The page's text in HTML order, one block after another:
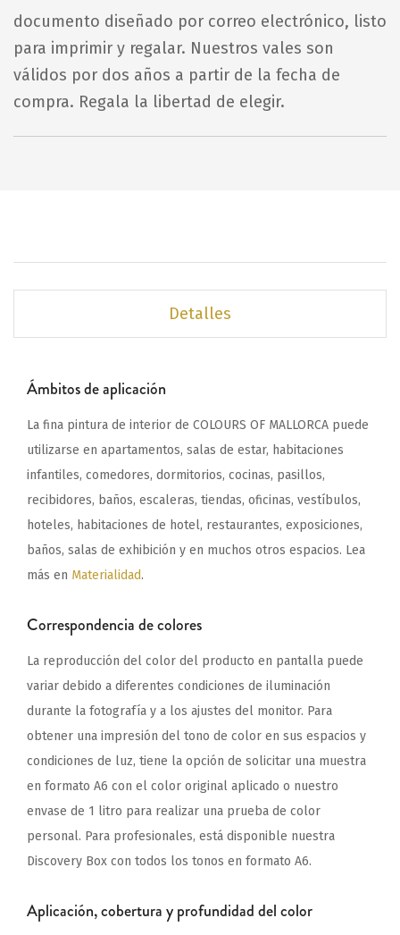
documento diseñado por correo electrónico, listo
para imprimir y regalar. Nuestros vales son
válidos por dos años a partir de la fecha de
compra. Regala la libertad de elegir.
Detalles
Ámbitos de aplicación
La fina pintura de interior de COLOURS OF MALLORCA puede
utilizarse en apartamentos, salas de estar, habitaciones
infantiles, comedores, dormitorios, cocinas, pasillos,
recibidores, baños, escaleras, tiendas, oficinas, vestíbulos,
hoteles, habitaciones de hotel, restaurantes, exposiciones,
baños, salas de exhibición y en muchos otros espacios. Lea
más en Materialidad.
Correspondencia de colores
La reproducción del color del producto en pantalla puede
variar debido a diferentes condiciones de iluminación
durante la fotografía y a los ajustes del monitor. Para
obtener una impresión del tono de color en sus espacios y
condiciones de luz, tiene la opción de solicitar una muestra
en formato A6 con el color original aplicado o nuestro
envase de 1 litro para realizar una prueba de color
personal. Para profesionales, está disponible nuestra
Discovery Box con todos los tonos en formato A6.
Aplicación, cobertura y profundidad del color